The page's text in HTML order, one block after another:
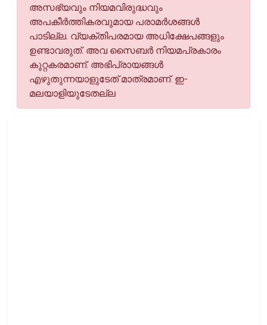
അസഭ്യവും നിയമവിരുദ്ധവും
അപകീര്‍ത്തികരവുമായ പരാമര്‍ശങ്ങള്‍
പാടില്ല. വ്യക്തിപരമായ അധിക്ഷേപങ്ങളും
ഉണ്ടാവരുത്. അവ സൈബര്‍ നിയമപ്രകാരം
കുറ്റകരമാണ്. അഭിപ്രായങ്ങള്‍
എഴുതുന്നയാളുടേത് മാത്രമാണ്. ഇ-
മലയാളിയുടേതല്ല